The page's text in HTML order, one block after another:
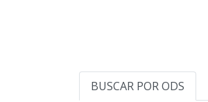
BUSCAR POR ODS